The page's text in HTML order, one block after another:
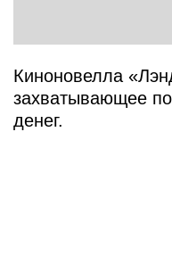
Киноновелла
захватывающее
денег.